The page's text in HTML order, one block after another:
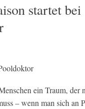
startet bei
ein Traum, der
– wenn man sich an